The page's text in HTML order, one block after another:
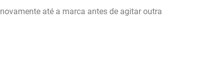
até a marca antes de agitar outra